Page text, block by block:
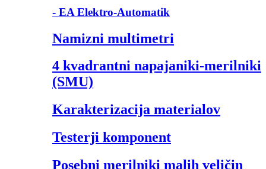
- EA Elektro-Automatik
Namizni multimetri
4 kvadrantni napajaniki-merilniki
(SMU)
Karakterizacija materialov
Testerji komponent
Posebni merilniki malih veličin